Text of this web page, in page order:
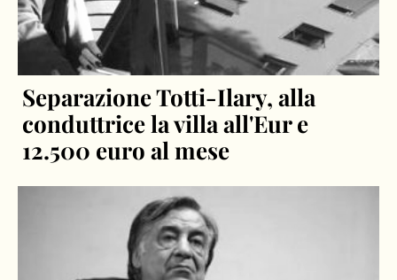
Separazione Totti-Ilary, alla
conduttrice la villa all'Eur e
12.500 euro al mese